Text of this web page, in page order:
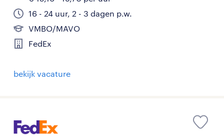
16 - 24 uur, 2 - 3 dagen p.w.
VMBO/MAVO
FedEx
bekijk vacature